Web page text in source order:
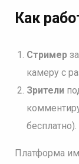
Как
Стример
камеру с
Зрители
бесплатно).
Платформа